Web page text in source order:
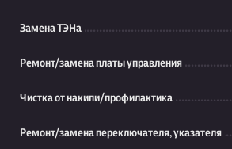
Замена ТЭНа
Ремонт/замена платы управления
Чистка от накипи/профилактика
Ремонт/замена переключателя, указателя